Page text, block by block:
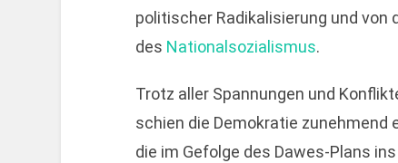
politischer Radikalisierung und
des Nationalsozialismus.
Trotz aller Spannungen und
schien die Demokratie zunehmend
die im Gefolge des Dawes-Plans